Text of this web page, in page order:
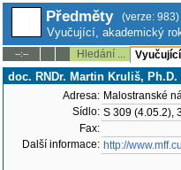
Předměty (verze: 983)
Vyučující, akademický
--:-- Hledání ... Vyučující
doc. RNDr. Martin Kruliš, Ph.D.
Adresa: Malostranské
Sídlo: S 309 (4.05.2),
Fax:
Další informace: http://